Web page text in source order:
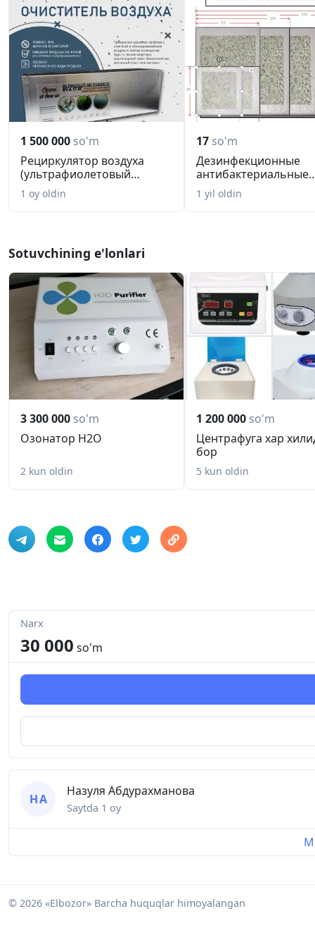
1 500 000 so'm
Рециркулятор воздуха
(ультрафиолетовый
обеззаражив...
1 oy oldin
17 so'm
Дезинфекционные
антибактериальные
коврики, маты
1 yil oldin
Sotuvchining e'lonlari
3 300 000 so'm
Озонатор H2O
2 kun oldin
1 200 000 so'm
Центрафуга хар
бор
5 kun oldin
Narx
30 000 so'm
Н А
Назуля Абдурахманова
Saytda 1 oy
© 2026 «Elbozor» Barcha huquqlar himoyalangan